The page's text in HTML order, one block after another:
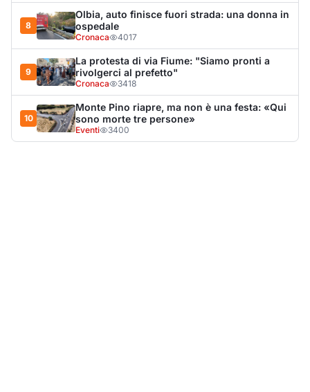
8
Olbia, auto finisce fuori strada: una donna in
ospedale
Cronaca 4017
9
La protesta di via Fiume: "Siamo pronti a
rivolgerci al prefetto"
Cronaca 3418
10
Monte Pino riapre, ma non è una festa: «Qui
sono morte tre persone»
Eventi 3400